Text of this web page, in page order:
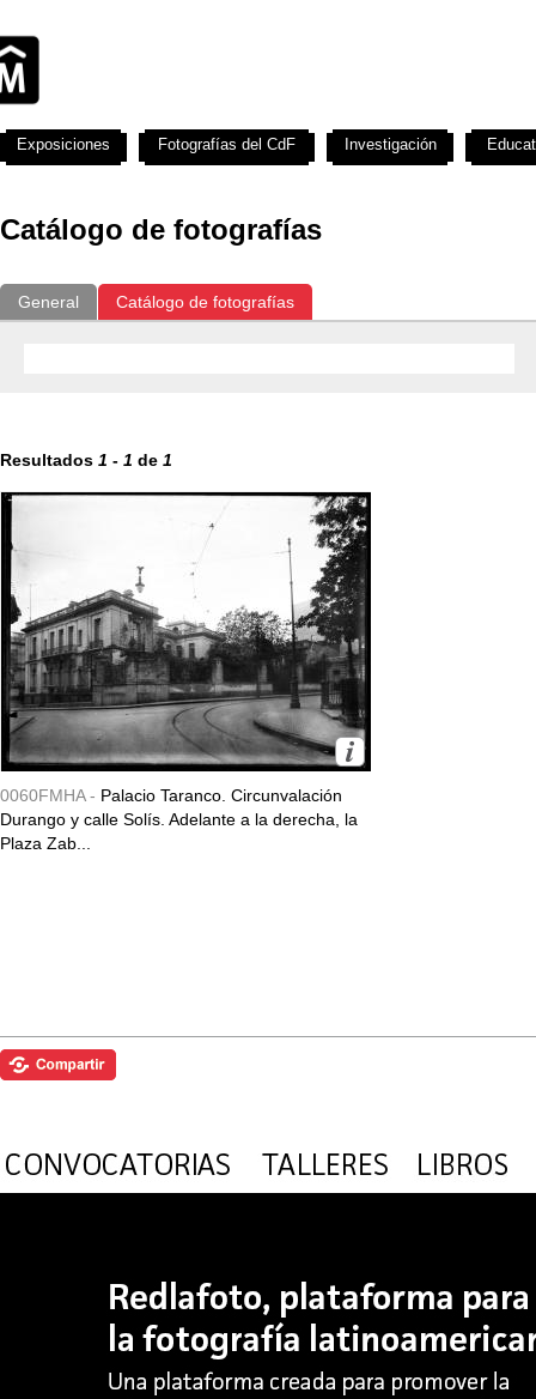
Catálogo de fotografías
General Catálogo de fotografías
Resultados 1 - 1 de 1
0060FMHA - Palacio Taranco. Circunvalación
Durango y calle Solís. Adelante a la derecha, la
Plaza Zab...
Exposiciones Fotografías del CdF Investigación